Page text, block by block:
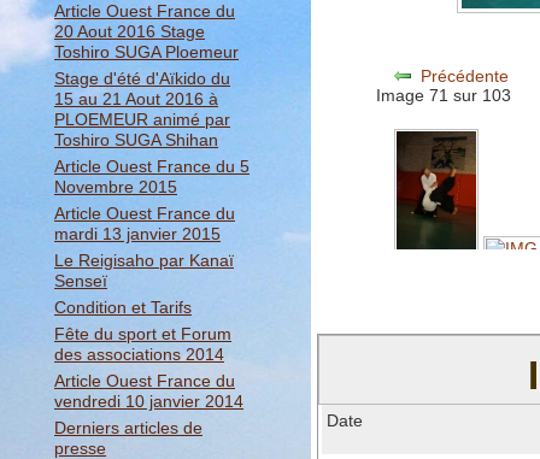
Article Ouest France du
20 Aout 2016 Stage
Toshiro SUGA Ploemeur
Stage d'été d'Aïkido du
15 au 21 Aout 2016 à
PLOEMEUR animé par
Toshiro SUGA Shihan
Article Ouest France du 5
Novembre 2015
Article Ouest France du
mardi 13 janvier 2015
Le Reigisaho par Kanaï
Senseï
Condition et Tarifs
Fête du sport et Forum
des associations 2014
Article Ouest France du
vendredi 10 janvier 2014
Derniers articles de
presse
Précédente
Image 71 sur 103
Date